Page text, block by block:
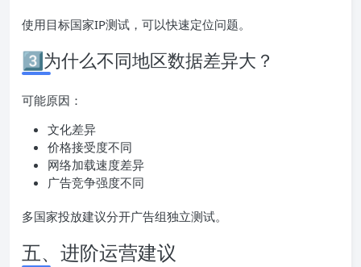
使用目标国家IP测试，可以快速定位问题。
3️⃣为什么不同地区数据差异大？
可能原因：
文化差异
价格接受度不同
网络加载速度差异
广告竞争强度不同
多国家投放建议分开广告组独立测试。
五、进阶运营建议